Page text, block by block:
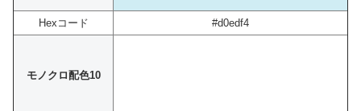
Hexコード #d0edf4
モノクロ配色10